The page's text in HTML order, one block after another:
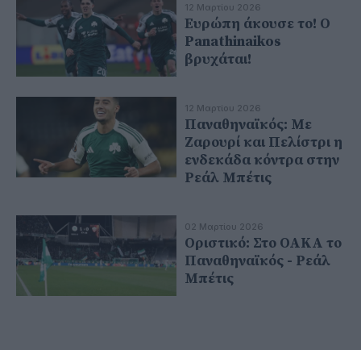
12 Μαρτίου 2026
Ευρώπη άκουσε το! Ο
Panathinaikos
βρυχάται!
12 Μαρτίου 2026
Παναθηναϊκός: Με
Ζαρουρί και Πελίστρι η
ενδεκάδα κόντρα στην
Ρεάλ Μπέτις
02 Μαρτίου 2026
Οριστικό: Στο ΟΑΚΑ το
Παναθηναϊκός - Ρεάλ
Μπέτις